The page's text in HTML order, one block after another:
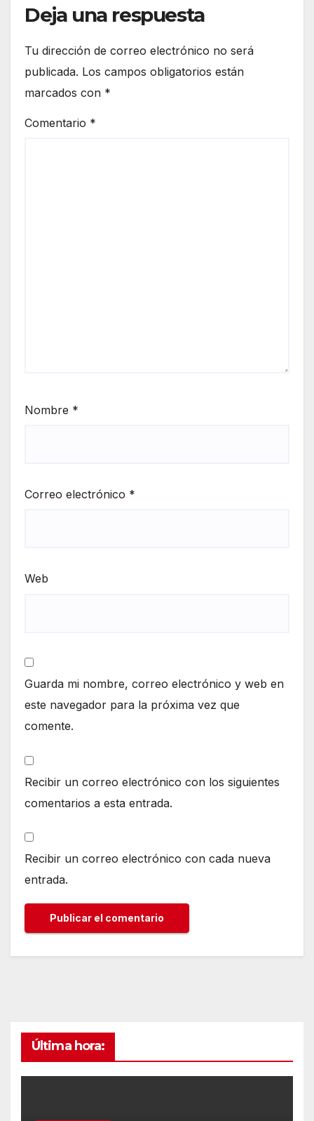
Deja una respuesta
Tu dirección de correo electrónico no será
publicada. Los campos obligatorios están
marcados con *
Comentario *
Nombre *
Correo electrónico *
Web
Guarda mi nombre, correo electrónico y web en
este navegador para la próxima vez que
comente.
Recibir un correo electrónico con los siguientes
comentarios a esta entrada.
Recibir un correo electrónico con cada nueva
entrada.
Última hora: